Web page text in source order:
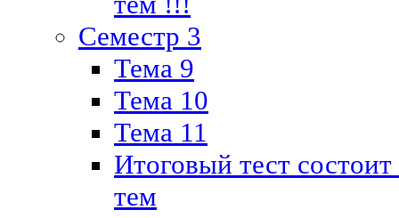
Семестр 3
Тема 9
Тема 10
Тема 11
Итоговый тест
тем